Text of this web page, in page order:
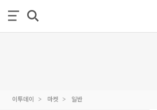
이투데이 마켓 일반